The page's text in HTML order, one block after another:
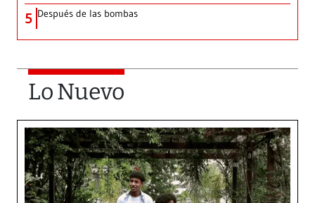
5 Después de las bombas
Lo Nuevo